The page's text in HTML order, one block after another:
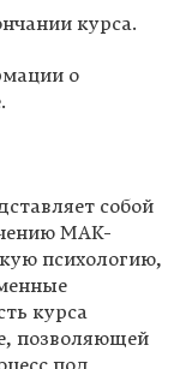
курса.
о
собой
МАК-
психологию,
курса
позволяющей